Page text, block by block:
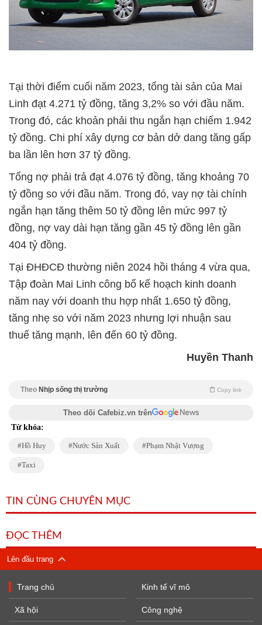
Tại thời điểm cuối năm 2023, tổng tài sản của Mai
Linh đạt 4.271 tỷ đồng, tăng 3,2% so với đầu năm.
Trong đó, các khoản phải thu ngắn hạn chiếm 1.942
tỷ đồng. Chi phí xây dựng cơ bản dở dang tăng gấp
ba lần lên hơn 37 tỷ đồng.
Tổng nợ phải trả đạt 4.076 tỷ đồng, tăng khoảng 70
tỷ đồng so với đầu năm. Trong đó, vay nợ tài chính
ngắn hạn tăng thêm 50 tỷ đồng lên mức 997 tỷ
đồng, nợ vay dài hạn tăng gần 45 tỷ đồng lên gần
404 tỷ đồng.
Tại ĐHĐCĐ thường niên 2024 hồi tháng 4 vừa qua,
Tập đoàn Mai Linh công bố kế hoạch kinh doanh
năm nay với doanh thu hợp nhất 1.650 tỷ đồng,
tăng nhẹ so với năm 2023 nhưng lợi nhuận sau
thuế tăng mạnh, lên đến 60 tỷ đồng.
Huyền Thanh
Theo Nhịp sống thị trường Copy link
Theo dõi Cafebiz.vn trên
Từ khóa:
Hồ Huy Nước Sản Xuất Phạm Nhật Vượng
Taxi
TIN CÙNG CHUYÊN MỤC
ĐỌC THÊM
Lên đầu trang
Trang chủ
Xã hội
Kinh tế vĩ mô
Công nghệ